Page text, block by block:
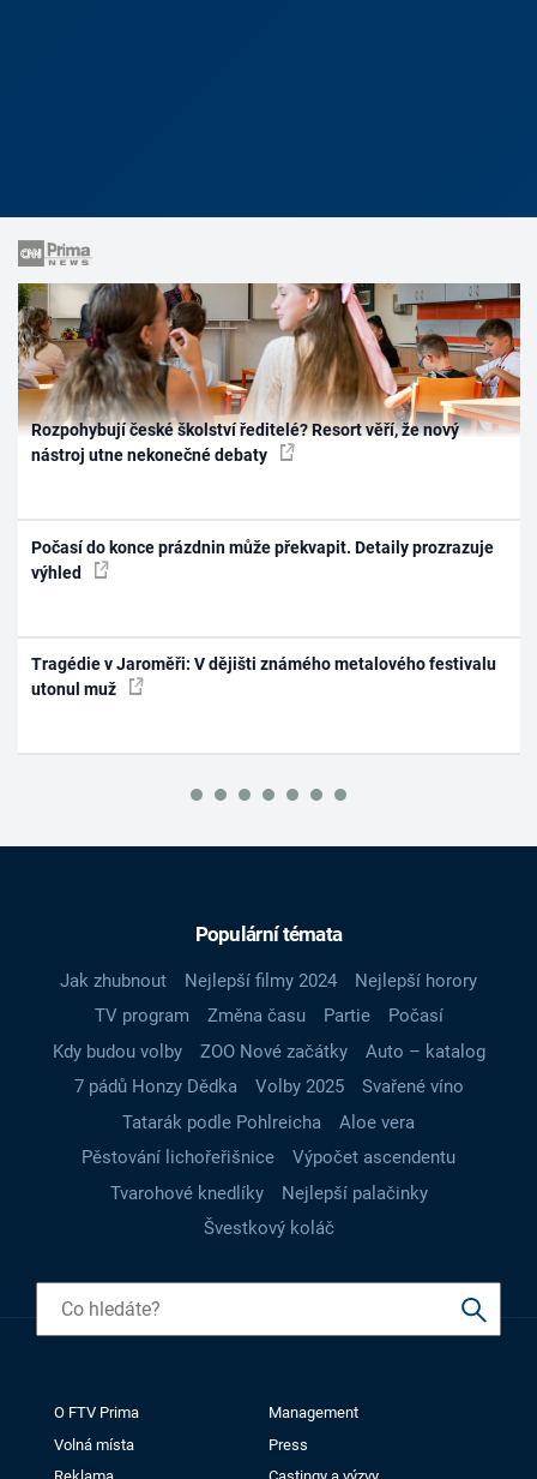
Rozpohybují české školství ředitelé? Resort věří, že nový
nástroj utne nekonečné debaty
Počasí do konce prázdnin může překvapit. Detaily prozrazuje
výhled
Tragédie v Jaroměři: V dějišti známého metalového festivalu
utonul muž
Populární témata
Jak zhubnout Nejlepší filmy 2024
Nejlepší horory
TV program
Změna času Partie
Počasí
Kdy budou volby
ZOO Nové začátky
Auto – katalog
7 pádů Honzy Dědka
Volby 2025
Svařené víno
Tatarák podle Pohlreicha
Aloe vera
Pěstování lichořeřišnice
Výpočet ascendentu
Tvarohové knedlíky
Nejlepší palačinky
Švestkový koláč
O FTV Prima
Management
Volná místa
Press